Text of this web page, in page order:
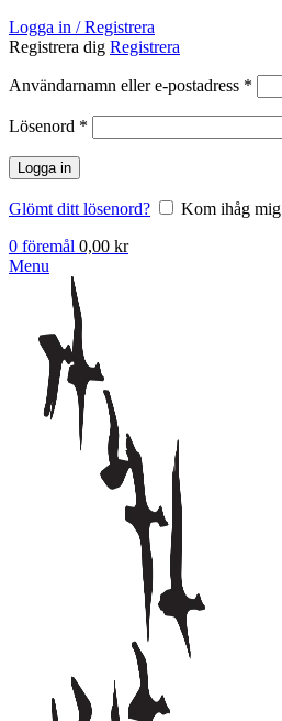
Logga in / Registrera
Registrera dig Registrera
Användarnamn eller e-postadress *
Lösenord *
Logga in
Glömt ditt lösenord?
Kom ihåg mig
0 föremål 0,00 kr
Menu